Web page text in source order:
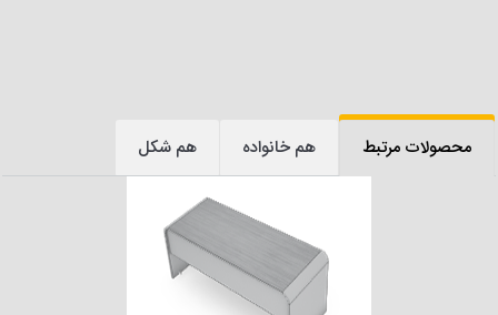
محصولات مرتبط هم خانواده هم شکل